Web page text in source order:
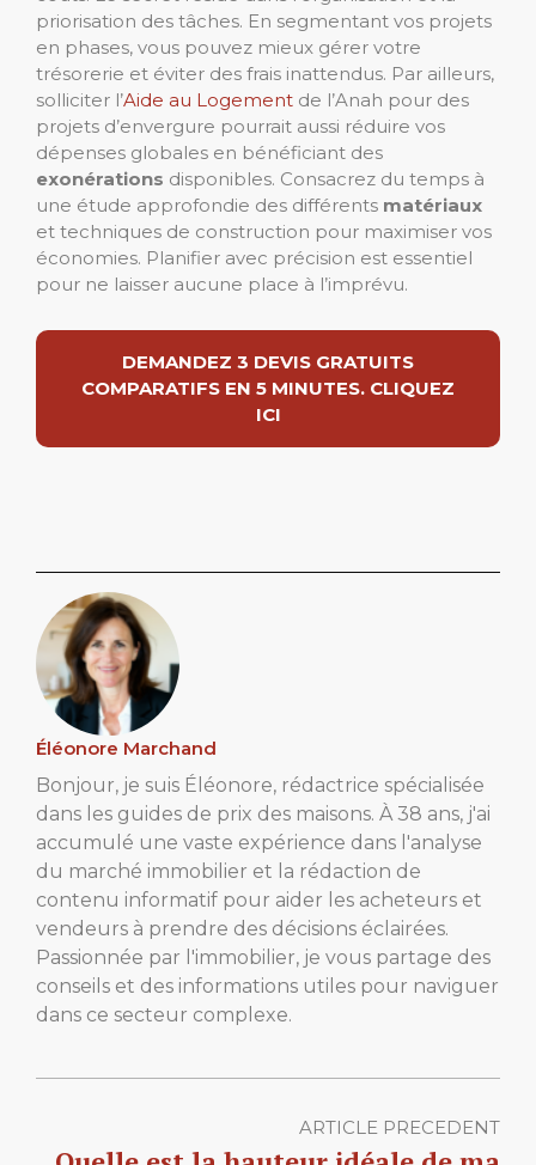
priorisation des tâches. En segmentant vos projets
en phases, vous pouvez mieux gérer votre
trésorerie et éviter des frais inattendus. Par ailleurs,
solliciter l’Aide au Logement de l’Anah pour des
projets d’envergure pourrait aussi réduire vos
dépenses globales en bénéficiant des
exonérations disponibles. Consacrez du temps à
une étude approfondie des différents matériaux
et techniques de construction pour maximiser vos
économies. Planifier avec précision est essentiel
pour ne laisser aucune place à l’imprévu.
DEMANDEZ 3 DEVIS GRATUITS
COMPARATIFS EN 5 MINUTES. CLIQUEZ
ICI
Éléonore Marchand
Bonjour, je suis Éléonore, rédactrice spécialisée
dans les guides de prix des maisons. À 38 ans, j'ai
accumulé une vaste expérience dans l'analyse
du marché immobilier et la rédaction de
contenu informatif pour aider les acheteurs et
vendeurs à prendre des décisions éclairées.
Passionnée par l'immobilier, je vous partage des
conseils et des informations utiles pour naviguer
dans ce secteur complexe.
ARTICLE PRECEDENT